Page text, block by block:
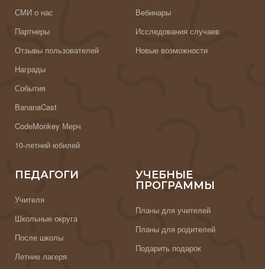
СМИ о нас
Партнеры
Отзывы пользователей
Награды
События
BananaCast
CodeMonkey Мерч
10-летний юбилей
Вебинары
Исследования случаев
Новые возможности
ПЕДАГОГИ
Учителя
Школьные округа
После школы
Летние лагеря
УЧЕБНЫЕ
ПРОГРАММЫ
Планы для учителей
Планы для родителей
Подарить подарок